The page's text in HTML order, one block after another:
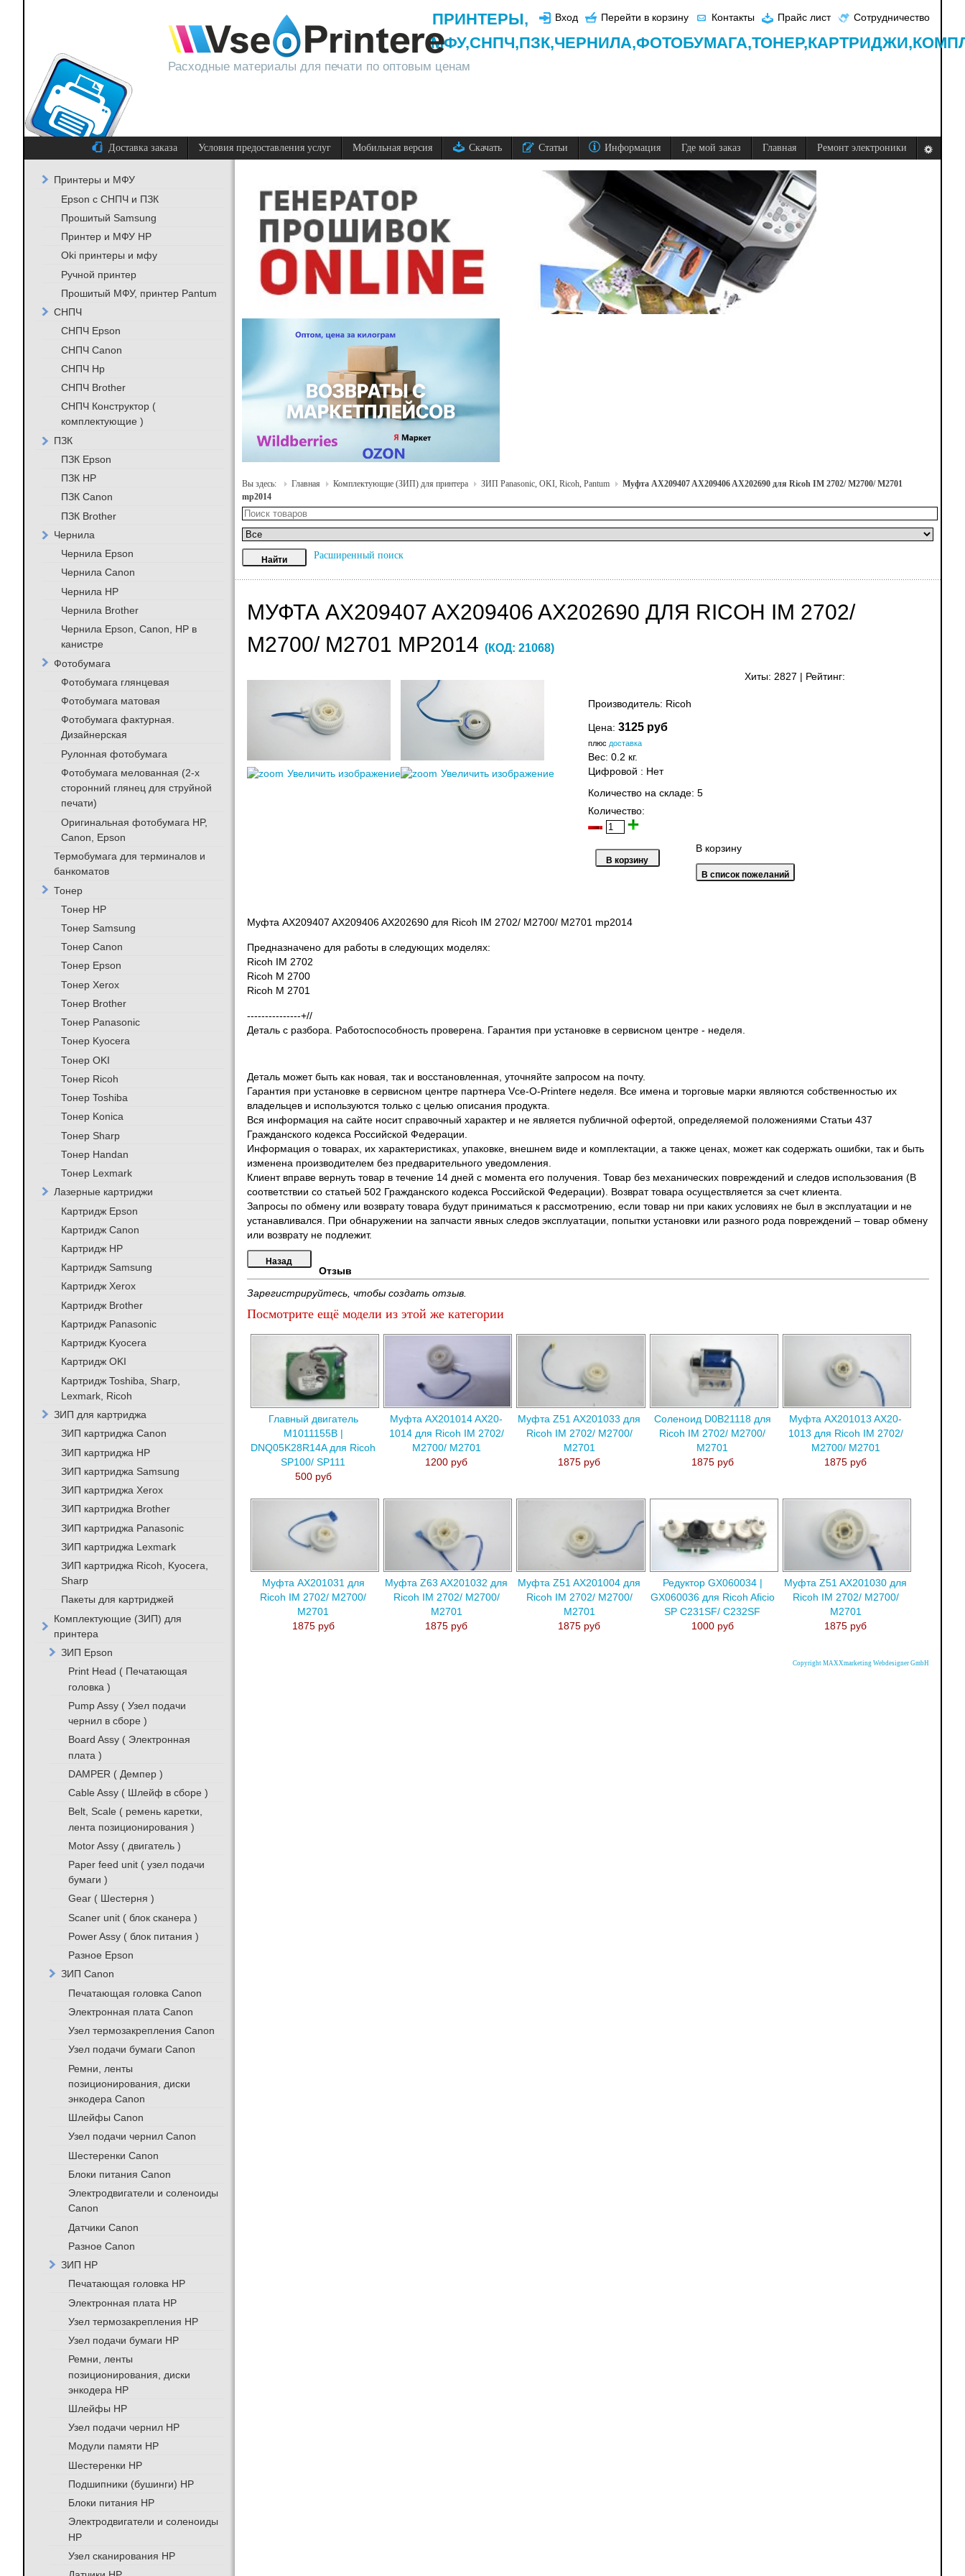
Расходные материалы для печати по оптовым ценам
Вход Перейти в корзину Контакты Прайс лист Сотрудничество
ПРИНТЕРЫ,
МФУ,СНПЧ,ПЗК,ЧЕРНИЛА,ФОТОБУМАГА,ТОНЕР,КАРТРИДЖИ,
Доставка заказа Условия предоставления услуг Мобильная версия Скачать Статьи Информация Где мой заказ Главная Ремонт электроники
Вы здесь: Главная Комплектующие (ЗИП) для принтера ЗИП Panasonic, OKI, Ricoh, Pantum
Муфта AX209407 AX209406 AX202690 для Ricoh IM 2702/ M2700/ M2701
mp2014
Расширенный поиск
МУФТА AX209407 AX209406 AX202690 ДЛЯ RICOH IM 2702/
M2700/ M2701 MP2014 (КОД: 21068)
Хиты: 2827 Рейтинг:
Увеличить изображение Увеличить изображение
Производитель: Ricoh
Цена: 3125 руб
плюс доставка
Вес: 0.2 кг.
Цифровой : Нет
Количество на складе: 5
Количество:
В корзину
Муфта AX209407 AX209406 AX202690 для Ricoh IM 2702/ M2700/ M2701 mp2014
Предназначено для работы в следующих моделях:
Ricoh IM 2702
Ricoh M 2700
Ricoh M 2701
---------------+//
Деталь с разбора. Работоспособность проверена. Гарантия при установке в сервисном центре - неделя.
Деталь может быть как новая, так и восстановленная, уточняйте запросом на почту.
Гарантия при установке в сервисном центре партнера Vce-O-Printere неделя. Все имена и торговые марки являются собственностью их
владельцев и используются только с целью описания продукта.
Вся информация на сайте носит справочный характер и не является публичной офертой, определяемой положениями Статьи 437
Гражданского кодекса Российской Федерации.
Информация о товарах, их характеристиках, упаковке, внешнем виде и комплектации, а также ценах, может как содержать ошибки, так и быть
изменена производителем без предварительного уведомления.
Клиент вправе вернуть товар в течение 14 дней с момента его получения. Товар без механических повреждений и следов использования (В
соответствии со статьей 502 Гражданского кодекса Российской Федерации). Возврат товара осуществляется за счет клиента.
Запросы по обмену или возврату товара будут приниматься к рассмотрению, если товар ни при каких условиях не был в эксплуатации и не
устанавливался. При обнаружении на запчасти явных следов эксплуатации, попытки установки или разного рода повреждений – товар обмену
или возврату не подлежит.
Отзыв
Зарегистрируйтесь, чтобы создать отзыв.
Посмотрите ещё модели из этой же категории
Главный двигатель
M1011155B |
DNQ05K28R14A для Ricoh
SP100/ SP111
500 руб
Муфта AX201014 AX20-
1014 для Ricoh IM 2702/
M2700/ M2701
1200 руб
Муфта Z51 AX201033 для
Ricoh IM 2702/ M2700/
M2701
1875 руб
Соленоид D0B21118 для
Ricoh IM 2702/ M2700/
M2701
1875 руб
Муфта AX201013 AX20-
1013 для Ricoh IM 2702/
M2700/ M2701
1875 руб
Муфта AX201031 для
Ricoh IM 2702/ M2700/
M2701
1875 руб
Муфта Z63 AX201032 для
Ricoh IM 2702/ M2700/
M2701
1875 руб
Муфта Z51 AX201004 для
Ricoh IM 2702/ M2700/
M2701
1875 руб
Редуктор GX060034 |
GX060036 для Ricoh Aficio
SP C231SF/ C232SF
1000 руб
Муфта Z51 AX201030 для
Ricoh IM 2702/ M2700/
M2701
1875 руб
Copyright MAXXmarketing Webdesigner GmbH
Принтеры и МФУ
Epson с СНПЧ и ПЗК
Прошитый Samsung
Принтер и МФУ HP
Oki принтеры и мфу
Ручной принтер
Прошитый МФУ, принтер Pantum
СНПЧ
СНПЧ Epson
СНПЧ Canon
СНПЧ Hp
СНПЧ Brother
СНПЧ Конструктор (
комплектующие )
ПЗК
ПЗК Epson
ПЗК HP
ПЗК Canon
ПЗК Brother
Чернила
Чернила Epson
Чернила Canon
Чернила HP
Чернила Brother
Чернила Epson, Canon, HP в
канистре
Фотобумага
Фотобумага глянцевая
Фотобумага матовая
Фотобумага фактурная.
Дизайнерская
Рулонная фотобумага
Фотобумага мелованная (2-х
сторонний глянец для струйной
печати)
Оригинальная фотобумага HP,
Canon, Epson
Термобумага для терминалов и
банкоматов
Тонер
Тонер HP
Тонер Samsung
Тонер Canon
Тонер Epson
Тонер Xerox
Тонер Brother
Тонер Panasonic
Тонер Kyocera
Тонер OKI
Тонер Ricoh
Тонер Toshiba
Тонер Konica
Тонер Sharp
Тонер Handan
Тонер Lexmark
Лазерные картриджи
Картридж Epson
Картридж Canon
Картридж HP
Картридж Samsung
Картридж Xerox
Картридж Brother
Картридж Panasonic
Картридж Kyocera
Картридж OKI
Картридж Toshiba, Sharp,
Lexmark, Ricoh
ЗИП для картриджа
ЗИП картриджа Canon
ЗИП картриджа HP
ЗИП картриджа Samsung
ЗИП картриджа Xerox
ЗИП картриджа Brother
ЗИП картриджа Panasonic
ЗИП картриджа Lexmark
ЗИП картриджа Ricoh, Kyocera,
Sharp
Пакеты для картриджей
Комплектующие (ЗИП) для
принтера
ЗИП Epson
Print Head ( Печатающая
головка )
Pump Assy ( Узел подачи
чернил в сборе )
Board Assy ( Электронная
плата )
DAMPER ( Демпер )
Cable Assy ( Шлейф в сборе )
Belt, Scale ( ремень каретки,
лента позиционирования )
Motor Assy ( двигатель )
Paper feed unit ( узел подачи
бумаги )
Gear ( Шестерня )
Scaner unit ( блок сканера )
Power Assy ( блок питания )
Разное Epson
ЗИП Canon
Печатающая головка Canon
Электронная плата Canon
Узел термозакрепления Canon
Узел подачи бумаги Canon
Ремни, ленты
позиционирования, диски
энкодера Canon
Шлейфы Canon
Узел подачи чернил Canon
Шестеренки Canon
Блоки питания Canon
Электродвигатели и соленоиды
Canon
Датчики Canon
Разное Canon
ЗИП HP
Печатающая головка HP
Электронная плата HP
Узел термозакрепления HP
Узел подачи бумаги HP
Ремни, ленты
позиционирования, диски
энкодера HP
Шлейфы HP
Узел подачи чернил HP
Модули памяти HP
Шестеренки HP
Подшипники (бушинги) HP
Блоки питания HP
Электродвигатели и соленоиды
HP
Узел сканирования HP